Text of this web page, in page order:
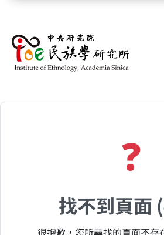
❓
找不到頁面
很抱歉，您所尋找的頁面不存